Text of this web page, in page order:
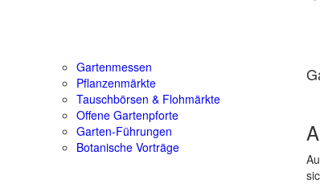
Gartenmessen
Pflanzenmärkte
Tauschbörsen & Flohmärkte
Offene Gartenpforte
Garten-Führungen
Botanische Vorträge